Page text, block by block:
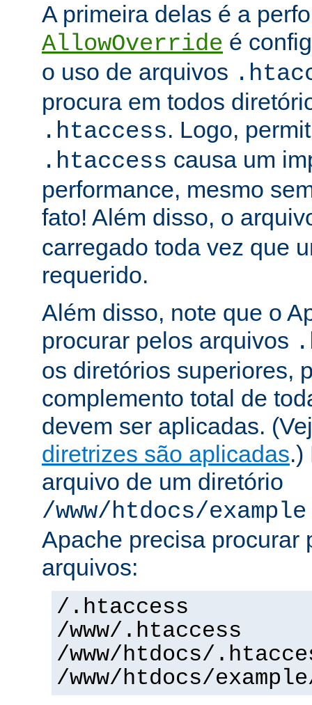
A primeira delas é a
AllowOverride é
o uso de arquivos
procura em todos
.htaccess. Logo,
.htaccess causa um
performance, mesmo
fato! Além disso, o
carregado toda vez que
requerido.
Além disso, note que o
procurar pelos arquivos
os diretórios superiores,
complemento total de
devem ser aplicadas.
diretrizes são aplicadas.)
arquivo de um diretório
/www/htdocs/example
Apache precisa procurar
arquivos:
/.htaccess
/www/.htaccess
/www/htdocs/
/www/htdocs/